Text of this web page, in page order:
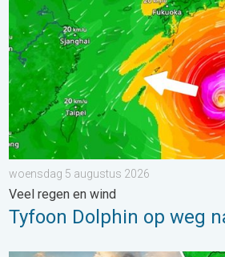
woensdag 5 augustus 2026
Veel regen en wind
Tyfoon Dolphin op weg